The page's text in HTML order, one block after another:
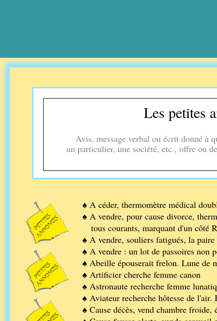
Les petites
Avis, message verbal ou écrit donné à
un particulier, une société, etc., offre ou
♠ A céder, thermomètre médical
♠ A vendre, pour cause divorce,
tous courants, marquant d'un côté
♠ A vendre, souliers fatigués, la paire
♠ A vendre : un lot de passoires non
♠ Abeille épouserait frelon. Lune de
♠ Artificier cherche femme canon
♠ Astronaute recherche femme
♠ Aviateur recherche hôtesse de
♠ Cause décès, vend chambre